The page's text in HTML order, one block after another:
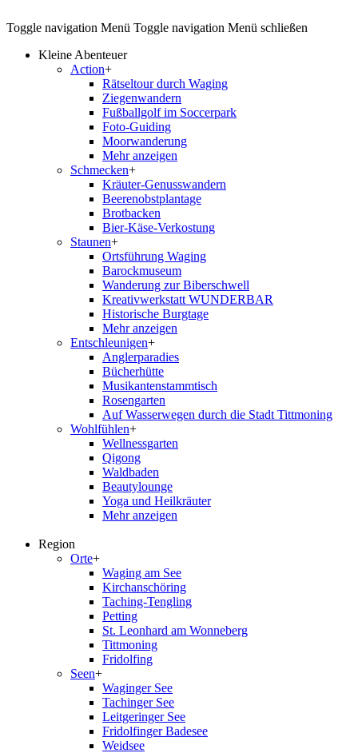
Toggle navigation Menü Toggle navigation Menü schließen
Kleine Abenteuer
Action+
Rätseltour durch Waging
Ziegenwandern
Fußballgolf im Soccerpark
Foto-Guiding
Moorwanderung
Mehr anzeigen
Schmecken+
Kräuter-Genusswandern
Beerenobstplantage
Brotbacken
Bier-Käse-Verkostung
Staunen+
Ortsführung Waging
Barockmuseum
Wanderung zur Biberschwell
Kreativwerkstatt WUNDERBAR
Historische Burgtage
Mehr anzeigen
Entschleunigen+
Anglerparadies
Bücherhütte
Musikantenstammtisch
Rosengarten
Auf Wasserwegen durch die Stadt Tittmoning
Wohlfühlen+
Wellnessgarten
Qigong
Waldbaden
Beautylounge
Yoga und Heilkräuter
Mehr anzeigen
Region
Orte+
Waging am See
Kirchanschöring
Taching-Tengling
Petting
St. Leonhard am Wonneberg
Tittmoning
Fridolfing
Seen+
Waginger See
Tachinger See
Leitgeringer See
Fridolfinger Badesee
Weidsee